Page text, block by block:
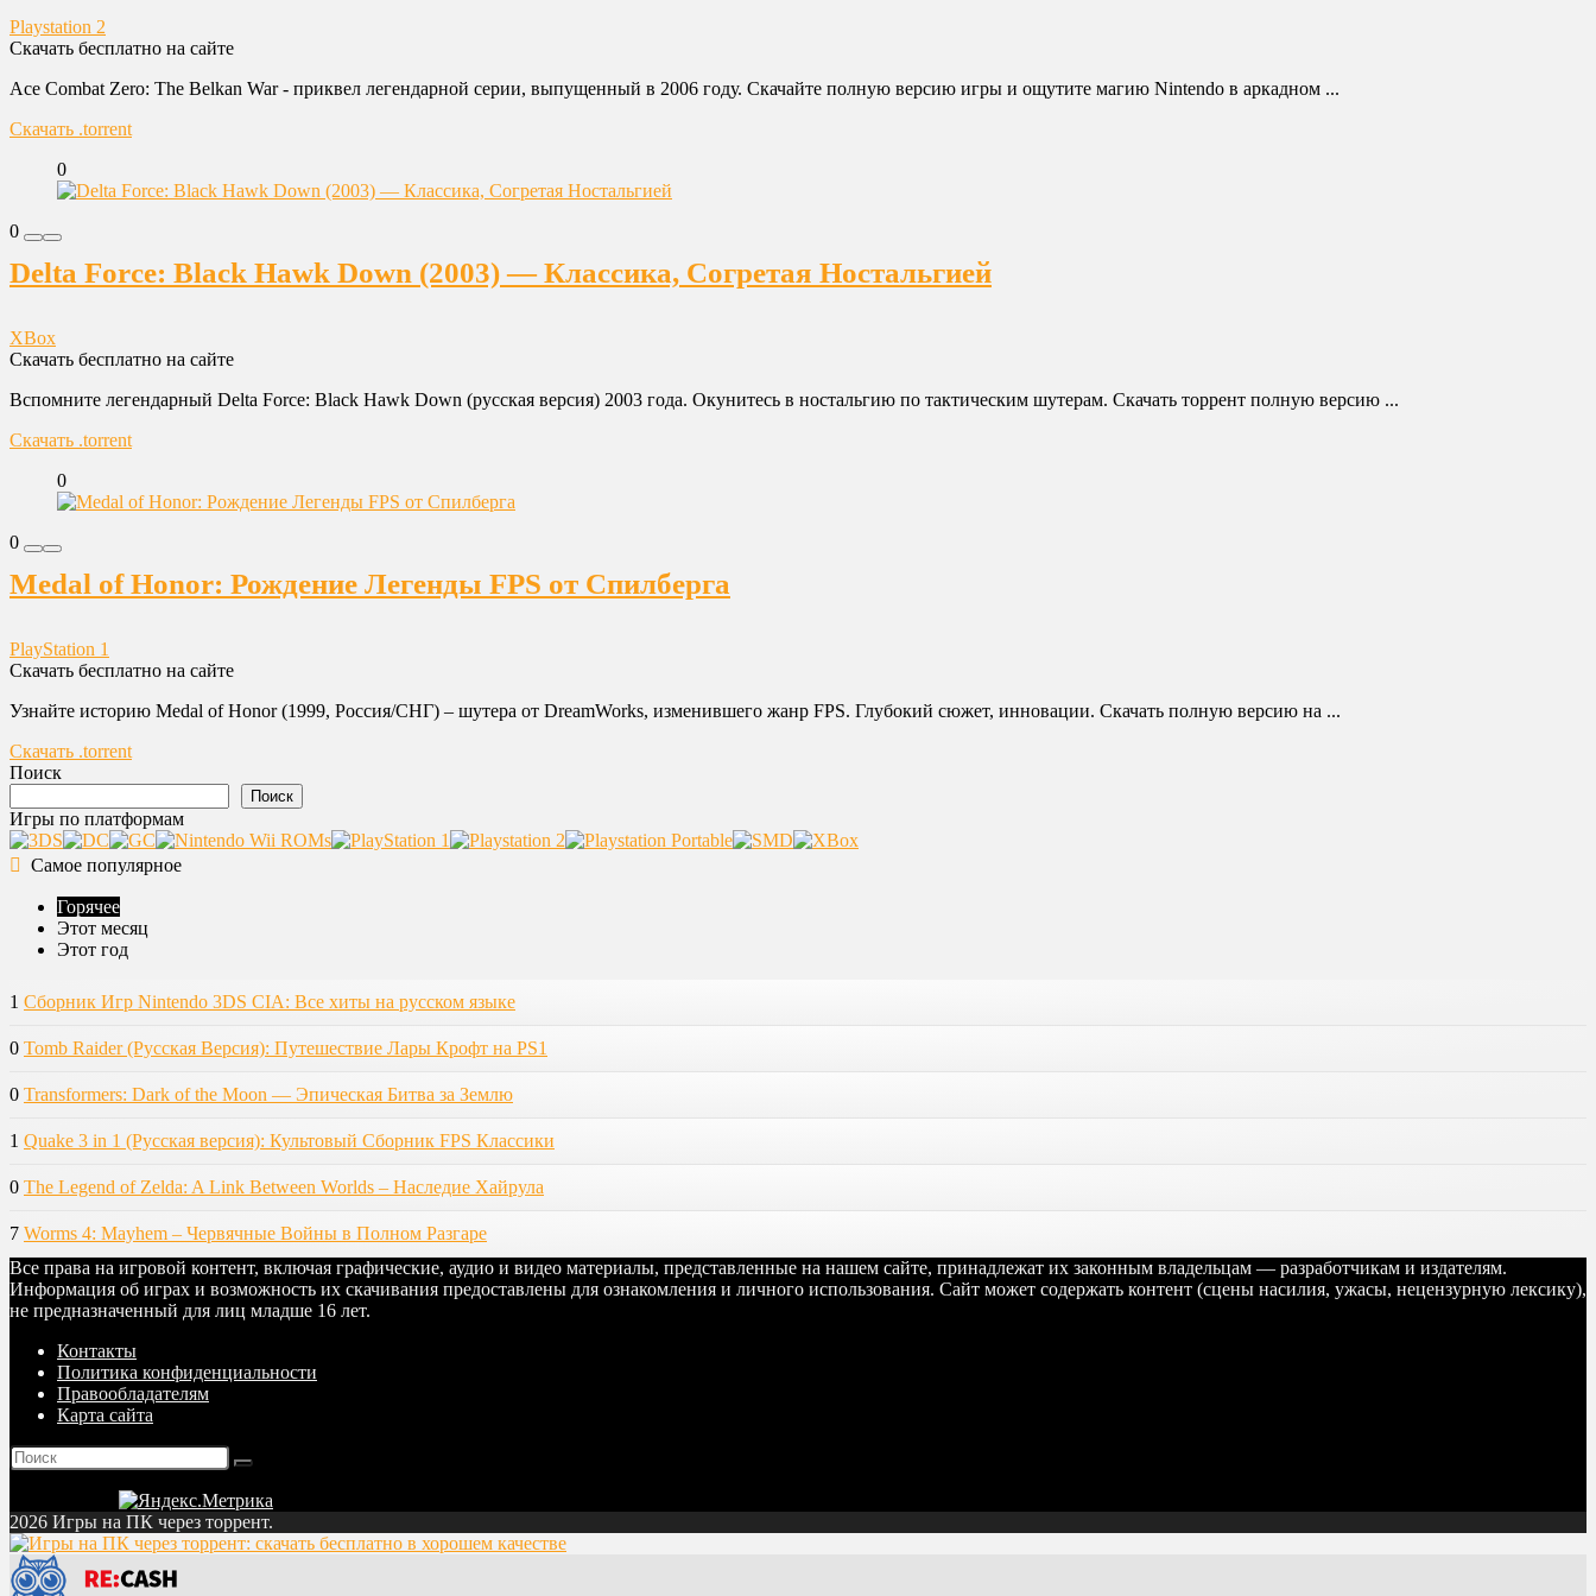
Playstation 2
Скачать бесплатно на сайте
Ace Combat Zero: The Belkan War - приквел легендарной серии, выпущенный в 2006 году. Скачайте полную версию игры и ощутите магию Nintendo в аркадном ...
Скачать .torrent
0
0
Delta Force: Black Hawk Down (2003) — Классика, Согретая Ностальгией
XBox
Скачать бесплатно на сайте
Вспомните легендарный Delta Force: Black Hawk Down (русская версия) 2003 года. Окунитесь в ностальгию по тактическим шутерам. Скачать торрент полную версию ...
Скачать .torrent
0
0
Medal of Honor: Рождение Легенды FPS от Спилберга
PlayStation 1
Скачать бесплатно на сайте
Узнайте историю Medal of Honor (1999, Россия/СНГ) – шутера от DreamWorks, изменившего жанр FPS. Глубокий сюжет, инновации. Скачать полную версию на ...
Скачать .torrent
Поиск
Поиск
Игры по платформам
Самое популярное
Горячее
Этот месяц
Этот год
1 Сборник Игр Nintendo 3DS CIA: Все хиты на русском языке
0 Tomb Raider (Русская Версия): Путешествие Лары Крофт на PS1
0 Transformers: Dark of the Moon — Эпическая Битва за Землю
1 Quake 3 in 1 (Русская версия): Культовый Сборник FPS Классики
0 The Legend of Zelda: A Link Between Worlds – Наследие Хайрула
7 Worms 4: Mayhem – Червячные Войны в Полном Разгаре
Все права на игровой контент, включая графические, аудио и видео материалы, представленные на нашем сайте, принадлежат их законным владельцам — разработчикам и издателям.
Информация об играх и возможность их скачивания предоставлены для ознакомления и личного использования. Сайт может содержать контент (сцены насилия, ужасы, нецензурную лексику),
не предназначенный для лиц младше 16 лет.
Контакты
Политика конфиденциальности
Правообладателям
Карта сайта
2026 Игры на ПК через торрент.